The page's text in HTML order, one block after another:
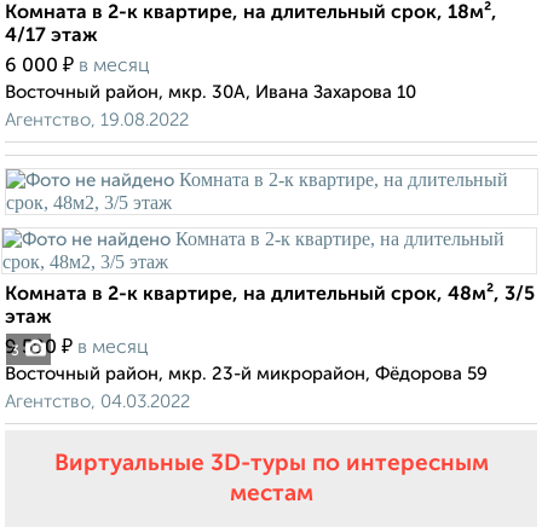
Комната в 2-к квартире, на длительный срок, 18м²,
4/17 этаж
6 000 ₽ в месяц
Восточный район, мкр. 30А, Ивана Захарова 10
Агентство, 19.08.2022
3
Комната в 2-к квартире, на длительный срок, 48м², 3/5
этаж
9 500 ₽ в месяц
Восточный район, мкр. 23-й микрорайон, Фёдорова 59
Агентство, 04.03.2022
Виртуальные 3D-туры по интересным
местам